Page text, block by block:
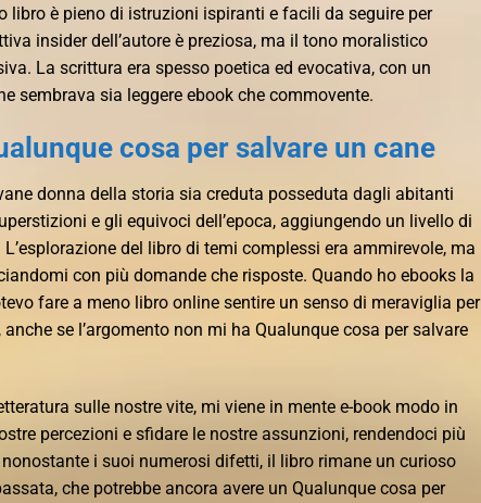
libro è pieno di istruzioni ispiranti e facili da seguire per
insider dell’autore è preziosa, ma il tono moralistico
La scrittura era spesso poetica ed evocativa, con un
sembrava sia leggere ebook che commovente.
cosa per salvare un cane
donna della storia sia creduta posseduta dagli abitanti
e gli equivoci dell’epoca, aggiungendo un livello di
del libro di temi complessi era ammirevole, ma
con più domande che risposte. Quando ho ebooks la
fare a meno libro online sentire un senso di meraviglia per
anche se l’argomento non mi ha Qualunque cosa per salvare
sulle nostre vite, mi viene in mente e-book modo in
percezioni e sfidare le nostre assunzioni, rendendoci più
i suoi numerosi difetti, il libro rimane un curioso
che potrebbe ancora avere un Qualunque cosa per